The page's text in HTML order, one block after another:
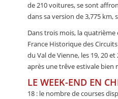
de 210 voitures, se sont
dans sa version de 3,775 km,
Dans trois mois, la
France Historique des
du Val de Vienne, les 19, 20
après une trêve estivale bien
LE WEEK-END EN
18 : le nombre de courses